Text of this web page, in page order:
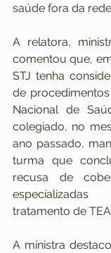
saúde fora da
A relatora,
comentou que,
STJ tenha
de
Nacional de
colegiado, no
ano passado,
turma que
recusa de
tratamento de
A ministra